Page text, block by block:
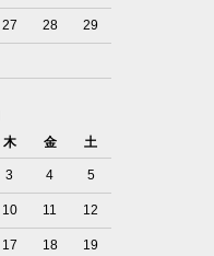
27 28 29
木 金 土
3 4 5
10 11 12
17 18 19